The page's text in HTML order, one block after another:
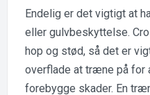
Endelig er det vigtigt at
eller gulvbeskyttelse.
hop og stød, så det er
overflade at træne på for
forebygge skader. En